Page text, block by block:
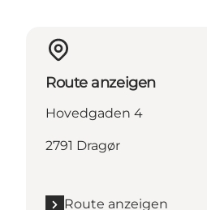
Route anzeigen
Hovedgaden 4
2791 Dragør
Route anzeigen